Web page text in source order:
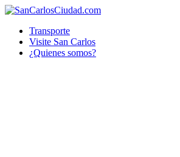
Transporte
Visite San Carlos
¿Quienes somos?